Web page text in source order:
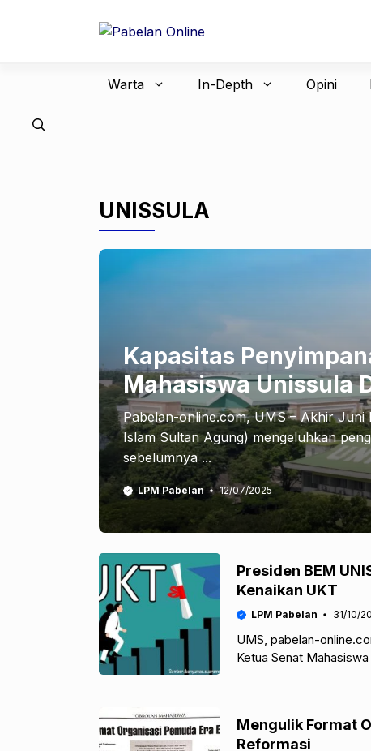
Warta In-Depth Opini
UNISSULA
Kapasitas
Mahasiswa Unissula
Pabelan-online.com, UMS – Akhir Juni
Islam Sultan Agung) mengeluhkan
sebelumnya ...
LPM Pabelan 12/07/2025
Presiden BEM
Kenaikan UKT
LPM Pabelan 31/10/
UMS, pabelan-
Ketua Senat
Mengulik Format
Reformasi